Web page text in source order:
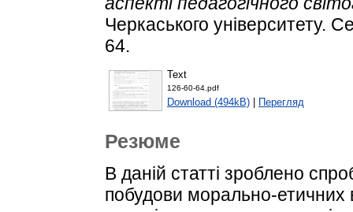
Черкаського університету.
64.
Text
126-60-64.pdf
Download (494kB) Перегляд
Резюме
В даній статті зроблено
побудови морально-